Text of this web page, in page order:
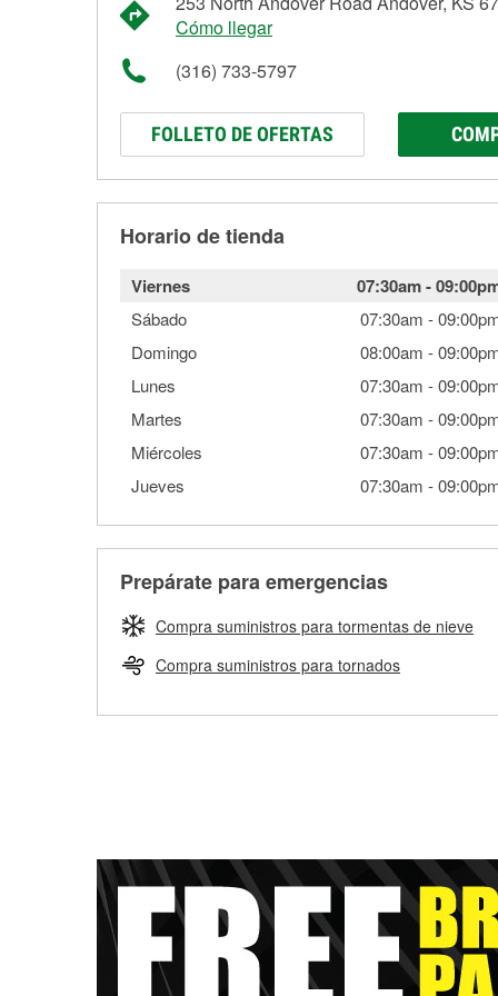
Cómo llegar
(316) 733-5797
FOLLETO DE OFERTAS
Horario de tienda
Viernes 07:30am-
Sábado 07:30am -
Domingo
08:00am -
Lunes
07:30am -
Martes
07:30am -
Miércoles
07:30am -
Jueves
07:30am -
Prepárate para emergencias
Compra suministros para tormentas de nieve
Compra suministros para tornados